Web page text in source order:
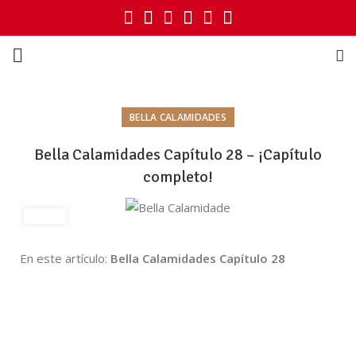
BELLA CALAMIDADES
Bella Calamidades Capítulo 28 – ¡Capítulo
completo!
En este artículo: Bella Calamidades Capítulo 28